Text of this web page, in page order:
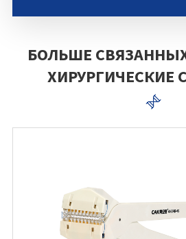
БОЛЬШЕ
ХИРУРГИЧЕСКИЕ
